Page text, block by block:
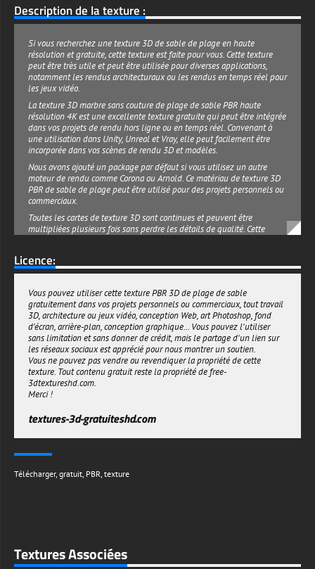
Description de la texture :
Si vous recherchez une texture 3D de sable de plage en haute
résolution et gratuite, cette texture est faite pour vous. Cette texture
peut être très utile et peut être utilisée pour diverses applications,
notamment les rendus architecturaux ou les rendus en temps réel pour
les jeux vidéo.
La texture 3D marbre sans couture de plage de sable PBR haute
résolution 4K est une excellente texture gratuite qui peut être intégrée
dans vos projets de rendu hors ligne ou en temps réel. Convenant à
une utilisation dans Unity, Unreal et Vray, elle peut facilement être
incorporée dans vos scènes de rendu 3D et modèles.
Nous avons ajouté un package par défaut si vous utilisez un autre
moteur de rendu comme Corona ou Arnold. Ce matériau de texture 3D
PBR de sable de plage peut être utilisé pour des projets personnels ou
commerciaux.
Toutes les cartes de texture 3D sont continues et peuvent être
multipliées plusieurs fois sans perdre les détails de qualité. Cette
textures-3d-gratuiteshd.com
Licence:
Vous pouvez utiliser cette texture PBR 3D de plage de sable
gratuitement dans vos projets personnels ou commerciaux, tout travail
3D, architecture ou jeux vidéo, conception Web, art Photoshop, fond
d'écran, arrière-plan, conception graphique... Vous pouvez l'utiliser
sans limitation et sans donner de crédit, mais le partage d'un lien sur
les réseaux sociaux est apprécié pour nous montrer un soutien.
Vous ne pouvez pas vendre ou revendiquer la propriété de cette
texture. Tout contenu gratuit reste la propriété de free-
3dtextureshd.com.
Merci !
textures-3d-gratuiteshd.com
Télécharger, gratuit PBR texture
Textures Associées